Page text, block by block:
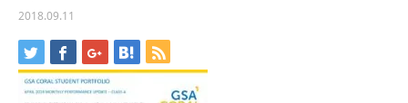
2018.09.11